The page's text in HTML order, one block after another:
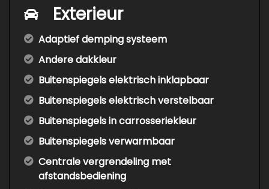
Exterieur
Adaptief demping systeem
Andere dakkleur
Buitenspiegels elektrisch inklapbaar
Buitenspiegels elektrisch verstelbaar
Buitenspiegels in carrosseriekleur
Buitenspiegels verwarmbaar
Centrale vergrendeling met
afstandsbediening